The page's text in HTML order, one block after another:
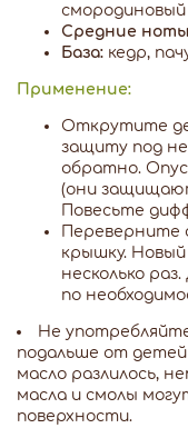
Средние
База: кедр,
Применение:
Открутите
защиту под
обратно.
(они
Повесьте
Переверните
крышку.
несколько
по
Не
подальше от
масло разлилось,
масла и смолы
поверхности.